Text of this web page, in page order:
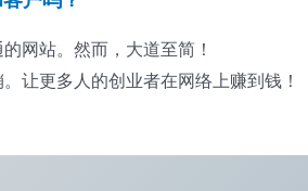
网站。然而，大道至简！
让更多人的创业者在网络上赚到钱！